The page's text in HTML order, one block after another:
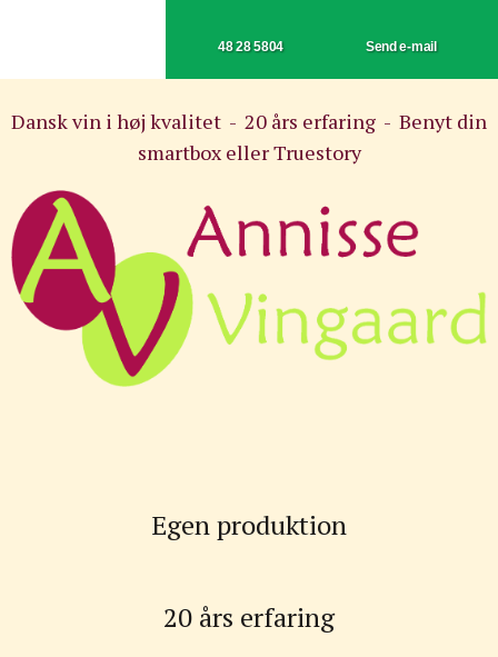
48 28 5804 Send e-mail
Dansk vin i høj kvalitet - 20 års erfaring - Benyt din
smartbox eller Truestory
Egen produktion
20 års erfaring